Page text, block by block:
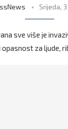
Srijeda,
sve više je
za ljude,